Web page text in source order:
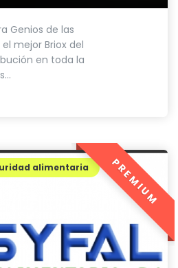
Genios de las
mejor Briox del
en toda la
alimentaria PREMIUM